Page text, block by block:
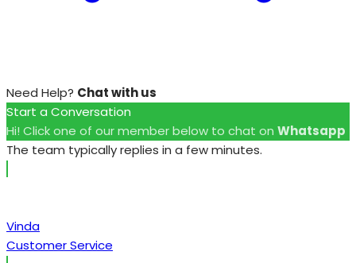
Need Help? Chat with us
Start a Conversation
Hi! Click one of our member below to chat on Whatsapp
The team typically replies in a few minutes.
Vinda
Customer Service